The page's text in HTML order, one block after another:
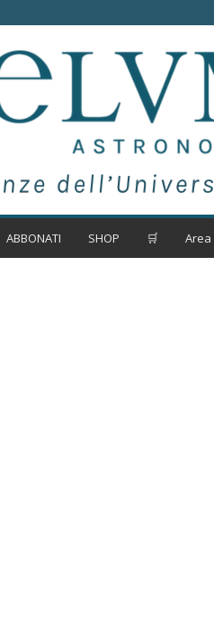
ABBONATI SHOP 🛒 Area